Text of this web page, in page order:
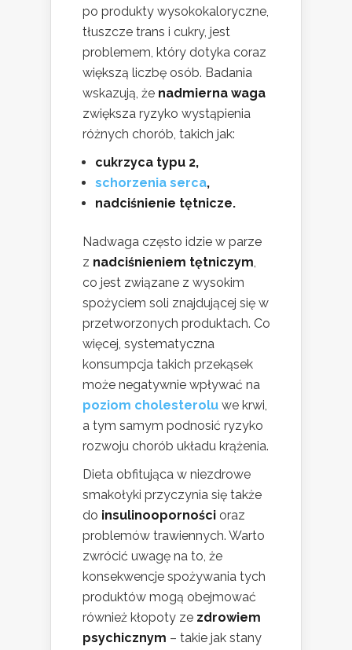
po produkty wysokokaloryczne,
tłuszcze trans i cukry, jest
problemem, który dotyka coraz
większą liczbę osób. Badania
wskazują, że nadmierna waga
zwiększa ryzyko wystąpienia
różnych chorób, takich jak:
cukrzyca typu 2,
schorzenia serca,
nadciśnienie tętnicze.
Nadwaga często idzie w parze
z nadciśnieniem tętniczym,
co jest związane z wysokim
spożyciem soli znajdującej się w
przetworzonych produktach. Co
więcej, systematyczna
konsumpcja takich przekąsek
może negatywnie wpływać na
poziom cholesterolu we krwi,
a tym samym podnosić ryzyko
rozwoju chorób układu krążenia.
Dieta obfitująca w niezdrowe
smakołyki przyczynia się także
do insulinooporności oraz
problemów trawiennych. Warto
zwrócić uwagę na to, że
konsekwencje spożywania tych
produktów mogą obejmować
również kłopoty ze zdrowiem
psychicznym – takie jak stany